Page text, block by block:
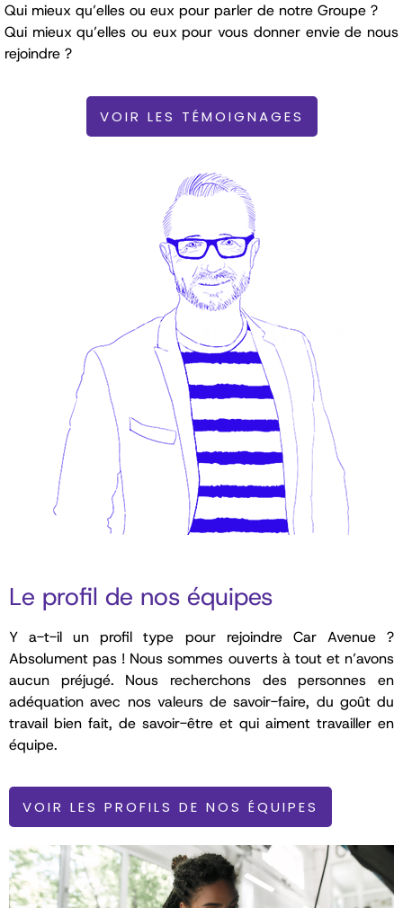
Qui mieux qu’elles ou eux pour parler de notre Groupe ?
Qui mieux qu’elles ou eux pour vous donner envie de nous
rejoindre ?
VOIR LES TÉMOIGNAGES
Le profil de nos équipes
Y a-t-il un profil type pour rejoindre Car Avenue ?
Absolument pas ! Nous sommes ouverts à tout et n’avons
aucun préjugé. Nous recherchons des personnes en
adéquation avec nos valeurs de savoir-faire, du goût du
travail bien fait, de savoir-être et qui aiment travailler en
équipe.
VOIR LES PROFILS DE NOS ÉQUIPES